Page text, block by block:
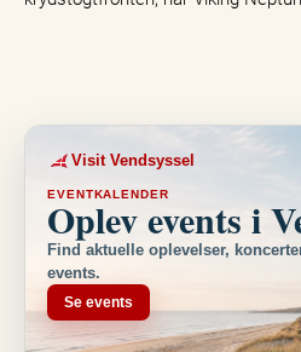
Visit Vendsyssel
EVENTKALENDER
Oplev events i
Find aktuelle oplevelser,
events.
Se events